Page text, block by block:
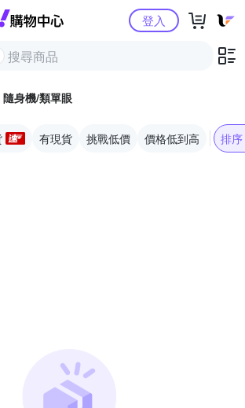
Yahoo購物中心登入
隨身機/類單眼
有現貨 挑戰低價 價格低到高 排序